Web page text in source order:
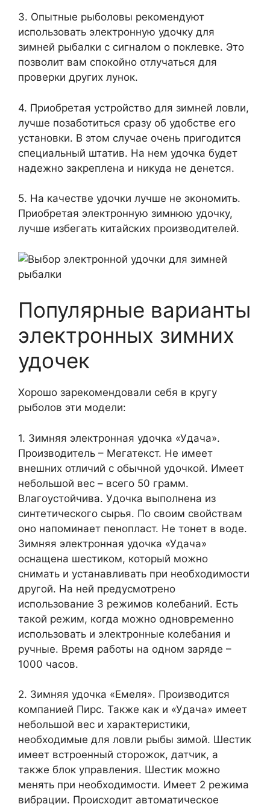
3. Опытные рыболовы рекомендуют
использовать электронную удочку для
зимней рыбалки с сигналом о поклевке. Это
позволит вам спокойно отлучаться для
проверки других лунок.
4. Приобретая устройство для зимней ловли,
лучше позаботиться сразу об удобстве его
установки. В этом случае очень пригодится
специальный штатив. На нем удочка будет
надежно закреплена и никуда не денется.
5. На качестве удочки лучше не экономить.
Приобретая электронную зимнюю удочку,
лучше избегать китайских производителей.
Популярные варианты
электронных зимних
удочек
Хорошо зарекомендовали себя в кругу
рыболов эти модели:
1. Зимняя электронная удочка «Удача».
Производитель – Мегатекст. Не имеет
внешних отличий с обычной удочкой. Имеет
небольшой вес – всего 50 грамм.
Влагоустойчива. Удочка выполнена из
синтетического сырья. По своим свойствам
оно напоминает пенопласт. Не тонет в воде.
Зимняя электронная удочка «Удача»
оснащена шестиком, который можно
снимать и устанавливать при необходимости
другой. На ней предусмотрено
использование 3 режимов колебаний. Есть
такой режим, когда можно одновременно
использовать и электронные колебания и
ручные. Время работы на одном заряде –
1000 часов.
2. Зимняя удочка «Емеля». Производится
компанией Пирс. Также как и «Удача» имеет
небольшой вес и характеристики,
необходимые для ловли рыбы зимой. Шестик
имеет встроенный сторожок, датчик, а
также блок управления. Шестик можно
менять при необходимости. Имеет 2 режима
вибрации. Происходит автоматическое